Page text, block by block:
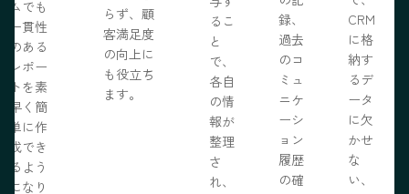
ムでも
一貫性
のある
レポー
トを素
早く簡
単に作
成でき
るよう
になり
らず、顧
客満足度
の向上に
も役立ち
ます。
るこ
と
で、
各自
の情
報が
整理
さ
れ、
録、
過去
のコ
ミュ
ニケ
ーシ
ョン
履歴
の確
CRM
に格
納す
るデ
ータ
に欠
かせ
な
い、